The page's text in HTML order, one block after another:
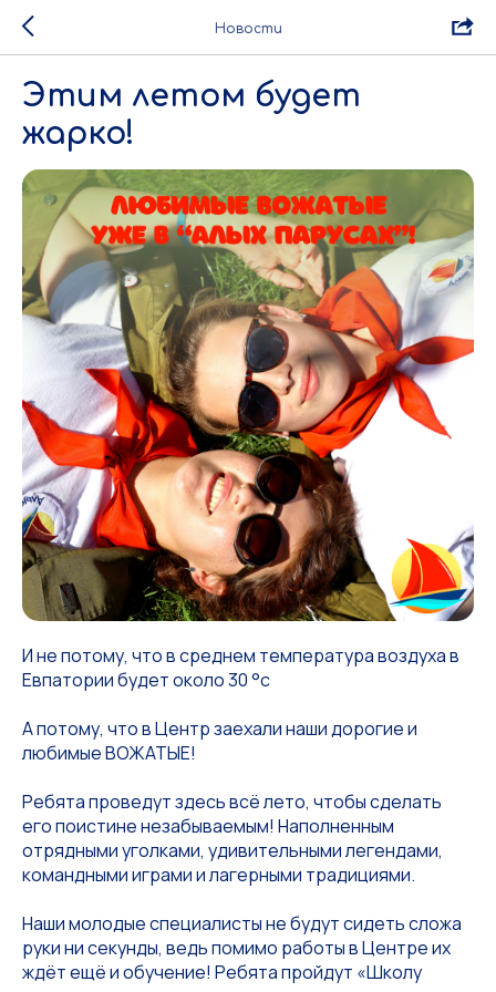
Новости
Этим летом будет
жарко!
И не потому, что в среднем температура воздуха в
Евпатории будет около 30 °с
А потому, что в Центр заехали наши дорогие и
любимые ВОЖАТЫЕ!
Ребята проведут здесь всё лето, чтобы сделать
его поистине незабываемым! Наполненным
отрядными уголками, удивительными легендами,
командными играми и лагерными традициями.
Наши молодые специалисты не будут сидеть сложа
руки ни секунды, ведь помимо работы в Центре их
ждёт ещё и обучение! Ребята пройдут «Школу